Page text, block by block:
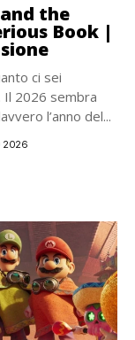
the
Book |
ci sei
Il 2026 sembra
l’anno del...
2026